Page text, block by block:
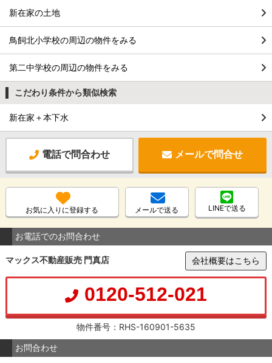
新在家の土地
鳥飼北小学校の周辺の物件をみる
第二中学校の周辺の物件をみる
こだわり条件から類似検索
新在家＋本下水
電話で問合わせ メールで問合せ
お気に入りに登録する メールで送る LINEで送る
お電話でのお問合わせ
マックス不動産販売 門真店 会社概要はこちら
0120-512-021
物件番号：RHS-160901-5635
お問合わせ